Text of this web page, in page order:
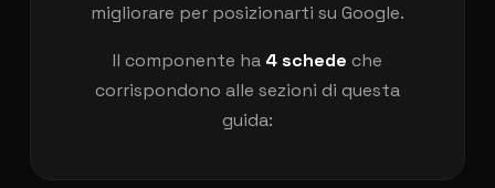
migliorare per posizionarti su Google.
Il componente ha 4 schede che
corrispondono alle sezioni di questa
guida: